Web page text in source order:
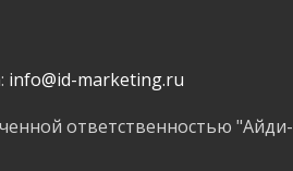
info@id-marketing.ru
ответственностью "Айди-